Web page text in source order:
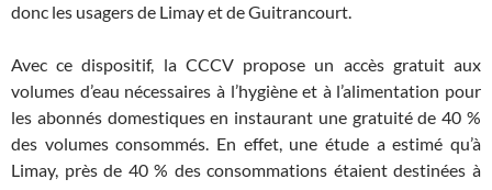
donc les usagers de Limay et de Guitrancourt.
Avec ce dispositif, la CCCV propose un accès gratuit aux
volumes d’eau nécessaires à l’hygiène et à l’alimentation pour
les abonnés domestiques en instaurant une gratuité de 40 %
des volumes consommés. En effet, une étude a estimé qu’à
Limay, près de 40 % des consommations étaient destinées à